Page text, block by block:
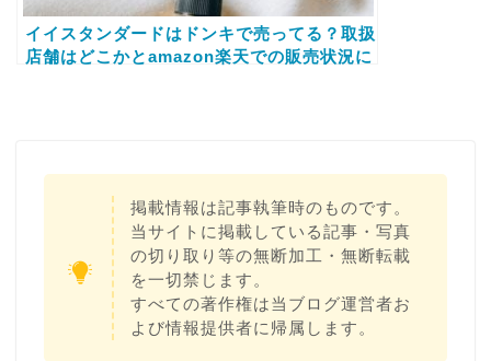
イイスタンダードはドンキで売ってる？取扱
店舗はどこかとamazon楽天での販売状況に
掲載情報は記事執筆時のものです。
当サイトに掲載している記事・写真
の切り取り等の無断加工・無断転載
を一切禁じます。
すべての著作権は当ブログ運営者お
よび情報提供者に帰属します。